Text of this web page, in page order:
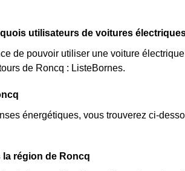
utilisateurs de voitures
de pouvoir utiliser une voiture
de Roncq : ListeBornes.
énergétiques, vous trouverez ci-
la région de Roncq